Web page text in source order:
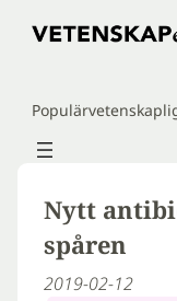
Hoppa
Nytt
spåren
2019-02-12